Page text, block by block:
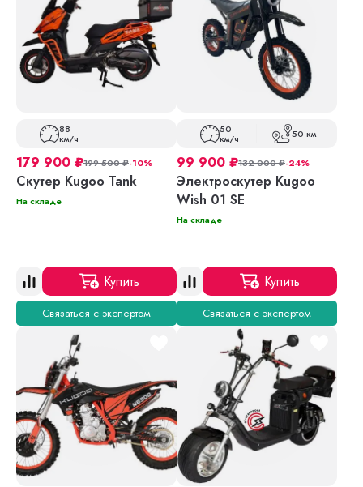
88
км/ч
179 900 ₽199 500₽-10%
Скутер Kugoo Tank
На складе
Купить
Связаться с экспертом
50
км/ч 50 км
99 900 ₽132 000₽-24%
Электроскутер Kugoo
Wish 01 SE
На складе
Купить
Связаться с экспертом